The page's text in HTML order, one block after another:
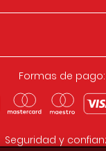
Formas de pago:
Seguridad y